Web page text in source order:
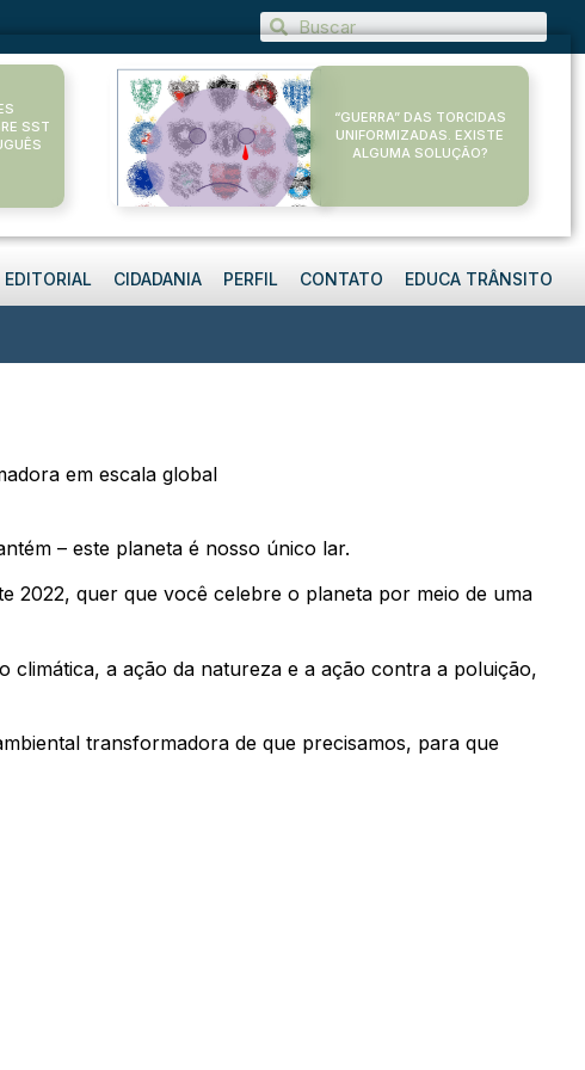
SST
“GUERRA” DAS TORCIDAS
UNIFORMIZADAS. EXISTE
ALGUMA SOLUÇÃO?
EDITORIAL CIDADANIA PERFIL CONTATO EDUCA TRÂNSITO
em escala global
– este planeta é nosso único lar.
2022, quer que você celebre o planeta por meio de uma
climática, a ação da natureza e a ação contra a poluição,
transformadora de que precisamos, para que